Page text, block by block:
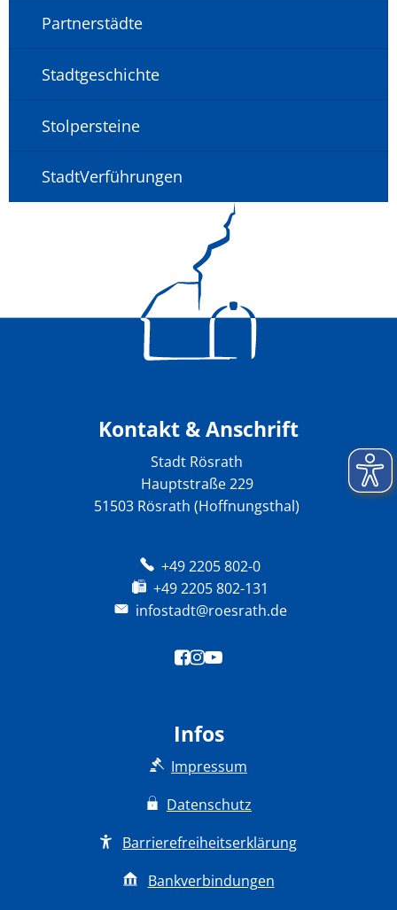
Partnerstädte
Stadtgeschichte
Stolpersteine
StadtVerführungen
Kontakt & Anschrift
Stadt Rösrath
Hauptstraße 229
51503 Rösrath (Hoffnungsthal)
+49 2205 802-0
+49 2205 802-131
infostadt@roesrath.de
Infos
Impressum
Datenschutz
Barrierefreiheitserklärung
Bankverbindungen